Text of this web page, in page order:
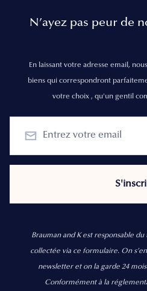
N’ayez pas peur de
En laissant votre adresse email,
biens qui correspondront
votre choix , qu'un gentil
Brauman and K est responsable
collectée via ce formulaire. On
newsletter et on la garde 24
Conformément à la